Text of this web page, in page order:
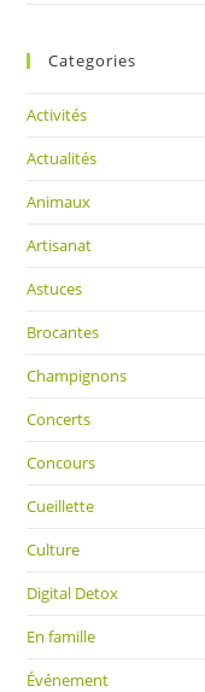
Categories
Activités
Actualités
Animaux
Artisanat
Astuces
Brocantes
Champignons
Concerts
Concours
Cueillette
Culture
Digital Detox
En famille
Événement